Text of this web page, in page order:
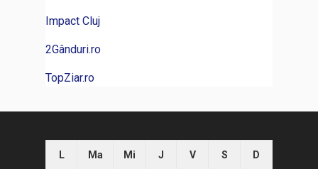
Impact Cluj
2Gânduri.ro
TopZiar.ro
L Ma Mi J V S D